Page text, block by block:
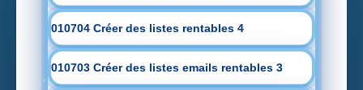
010704 Créer des listes rentables 4
010703 Créer des listes emails rentables 3